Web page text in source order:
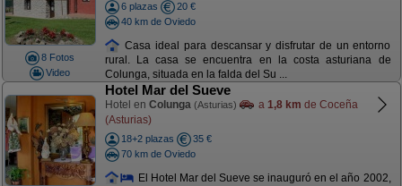
8 Fotos
Video
6 plazas
20 €
40 km de Oviedo
Casa ideal para descansar y disfrutar de un entorno
rural. La casa se encuentra en la costa asturiana de
Colunga, situada en la falda del Su ...
Hotel Mar del Sueve
Hotel en Colunga (Asturias) a 1,8 km de Coceña
(Asturias)
18+2 plazas
35 €
70 km de Oviedo
El Hotel Mar del Sueve se inauguró en el año 2002,